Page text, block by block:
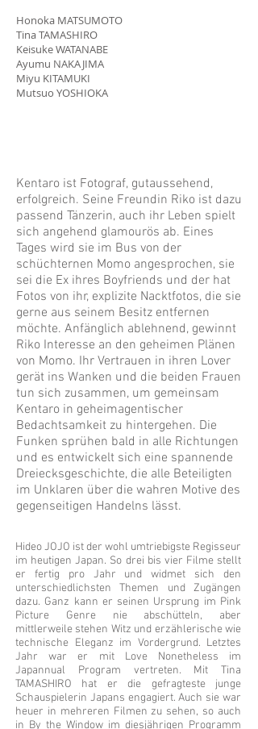
Honoka MATSUMOTO
Tina TAMASHIRO
Keisuke WATANABE
Ayumu NAKAJIMA
Miyu KITAMUKI
Mutsuo YOSHIOKA
Kentaro ist Fotograf, gutaussehend,
erfolgreich. Seine Freundin Riko ist dazu
passend Tänzerin, auch ihr Leben spielt
sich angehend glamourös ab. Eines
Tages wird sie im Bus von der
schüchternen Momo angesprochen, sie
sei die Ex ihres Boyfriends und der hat
Fotos von ihr, explizite Nacktfotos, die sie
gerne aus seinem Besitz entfernen
möchte. Anfänglich ablehnend, gewinnt
Riko Interesse an den geheimen Plänen
von Momo. Ihr Vertrauen in ihren Lover
gerät ins Wanken und die beiden Frauen
tun sich zusammen, um gemeinsam
Kentaro in geheimagentischer
Bedachtsamkeit zu hintergehen. Die
Funken sprühen bald in alle Richtungen
und es entwickelt sich eine spannende
Dreiecksgeschichte, die alle Beteiligten
im Unklaren über die wahren Motive des
gegenseitigen Handelns lässt.
Hideo JOJO ist der wohl umtriebigste Regisseur
im heutigen Japan. So drei bis vier Filme stellt
er fertig pro Jahr und widmet sich den
unterschiedlichsten Themen und Zugängen
dazu. Ganz kann er seinen Ursprung im Pink
Picture Genre nie abschütteln, aber
mittlerweile stehen Witz und erzählerische wie
technische Eleganz im Vordergrund. Letztes
Jahr war er mit Love Nonetheless im
Japannual Program vertreten. Mit Tina
TAMASHIRO hat er die gefragteste junge
Schauspielerin Japans engagiert. Auch sie war
heuer in mehreren Filmen zu sehen, so auch
in By the Window im diesjährigen Programm